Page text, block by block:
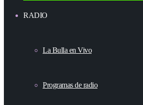
RADIO
La Bulla en Vivo
Programas de radio